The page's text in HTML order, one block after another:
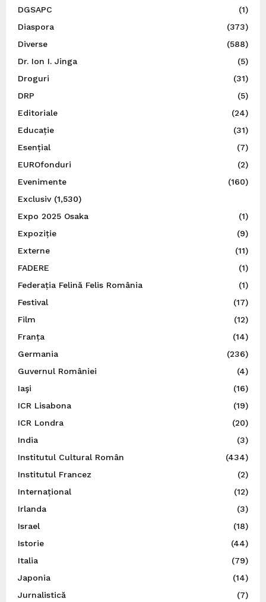
DGSAPC
(1)
Diaspora
(373)
Diverse
(588)
Dr. Ion I. Jinga
(5)
Droguri
(31)
DRP
(5)
Editoriale
(24)
Educație
(31)
Esențial
(7)
EUROfonduri
(2)
Evenimente
(160)
Exclusiv(1,530)
Expo 2025 Osaka
(1)
Expoziție
(9)
Externe
(11)
FADERE
(1)
Federația Felină Felis România
(1)
Festival
(17)
Film
(12)
Franța
(14)
Germania
(236)
Guvernul României
(4)
Iaşi
(16)
ICR Lisabona
(19)
ICR Londra
(20)
India
(3)
Institutul Cultural Român
(434)
Institutul Francez
(2)
Internațional
(12)
Irlanda
(3)
Israel
(18)
Istorie
(44)
Italia
(79)
Japonia
(14)
Jurnalistică
(7)